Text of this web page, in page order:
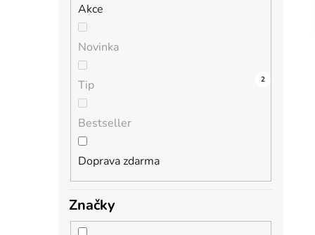
Akce
4
Novinka
0
Tip 0
Bestseller
0
Doprava zdarma
2
Značky